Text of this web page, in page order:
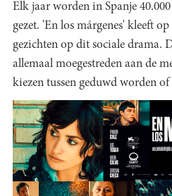
Elk jaar worden in Spanje
gezet. 'En los márgenes' kleeft
gezichten op dit sociale drama.
allemaal moegestreden aan de
kiezen tussen geduwd worden of